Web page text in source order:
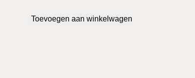
Toevoegen aan winkelwagen